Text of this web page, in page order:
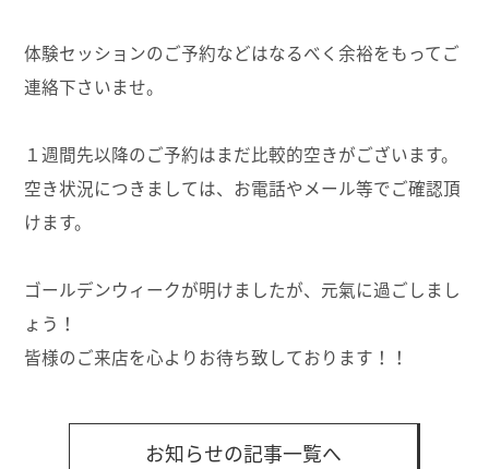
体験セッションのご予約などはなるべく余裕をもってご
連絡下さいませ。
１週間先以降のご予約はまだ比較的空きがございます。
空き状況につきましては、お電話やメール等でご確認頂
けます。
ゴールデンウィークが明けましたが、元氣に過ごしまし
ょう！
皆様のご来店を心よりお待ち致しております！！
お知らせの記事一覧へ